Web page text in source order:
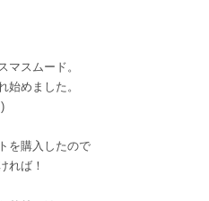
マスムード。
始めました。
を購入したので
れば！